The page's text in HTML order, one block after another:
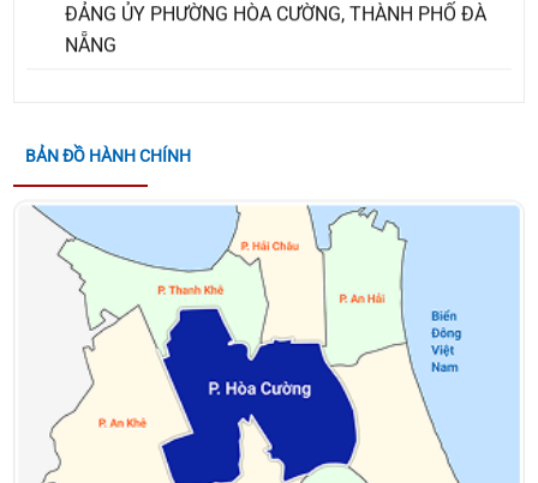
NẴNG
SƯ - RỒNG HÒA CƯỜNG - ĐÀ NẴNG MỞ RỘNG NĂM
2026
QUYẾT ĐỊNH VỀ VIỆC CÔNG NHẬN CÁC SÁNG KIẾN
NGÀNH GIÁO DỤC VÀ ĐÀO TẠO PHƯỜNG NĂM HỌC
2025-2026 CỦA PHƯỜNG HÒA CƯỜNG
THÔNG BÁO ĐƯỜNG DÂY NÓNG PHỤC VỤ DIFF
2026 CỦA UBND THÀNH PHỐ ĐÀ NẴNG
BẢN ĐỒ HÀNH CHÍNH